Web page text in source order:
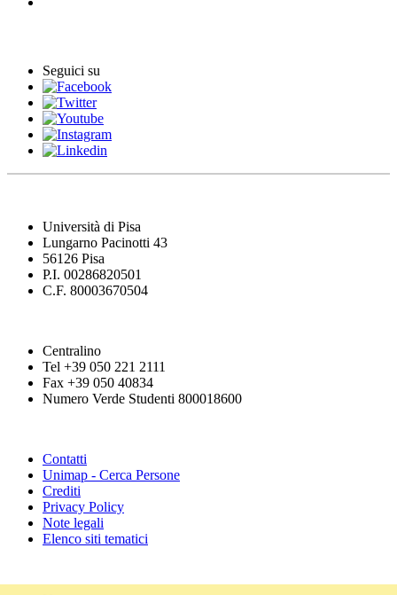
Seguici su
Università di Pisa
Lungarno Pacinotti 43
56126 Pisa
P.I. 00286820501
C.F. 80003670504
Centralino
Tel +39 050 221 2111
Fax +39 050 40834
Numero Verde Studenti 800018600
Contatti
Unimap - Cerca Persone
Crediti
Privacy Policy
Note legali
Elenco siti tematici